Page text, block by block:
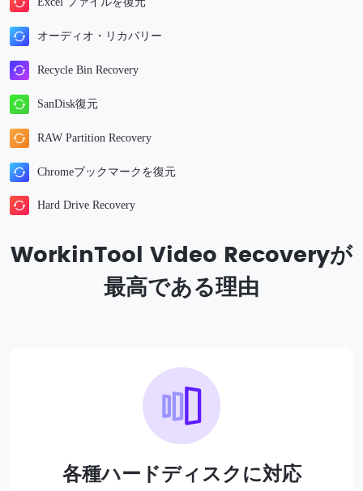
オーディオ・リカバリー
Recycle Bin Recovery
SanDisk復元
RAW Partition Recovery
Chromeブックマークを復元
Hard Drive Recovery
WorkinTool Video Recoveryが
最高である理由
各種ハードディスクに対応